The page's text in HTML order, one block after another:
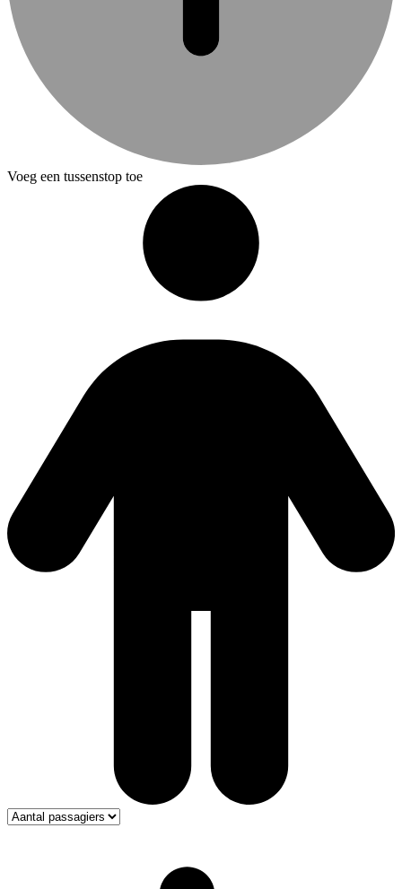
Voeg een tussenstop toe